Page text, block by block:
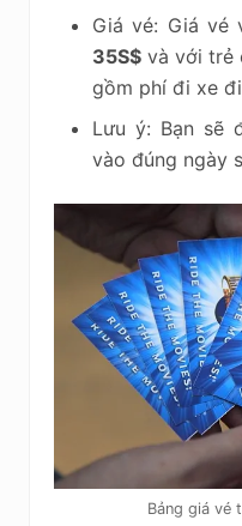
Giá vé: Giá vé
35S$ và với trẻ
gồm phí đi xe
Lưu ý: Bạn sẽ
vào đúng ngày
Bảng giá vé